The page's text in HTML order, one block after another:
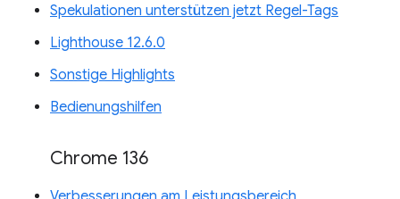
Spekulationen unterstützen jetzt Regel-Tags
Lighthouse 12.6.0
Sonstige Highlights
Bedienungshilfen
Chrome 136